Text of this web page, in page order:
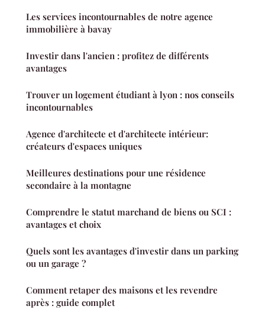
Les services incontournables de notre agence
immobilière à bavay
Investir dans l'ancien : profitez de différents
avantages
Trouver un logement étudiant à lyon : nos conseils
incontournables
Agence d'architecte et d'architecte intérieur:
créateurs d'espaces uniques
Meilleures destinations pour une résidence
secondaire à la montagne
Comprendre le statut marchand de biens ou SCI :
avantages et choix
Quels sont les avantages d'investir dans un parking
ou un garage ?
Comment retaper des maisons et les revendre
après : guide complet